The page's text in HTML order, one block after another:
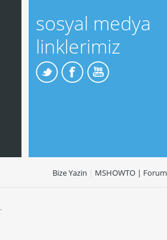
sosyal medya
linklerimiz
Bize Yazin | MSHOWTO | Forum
.